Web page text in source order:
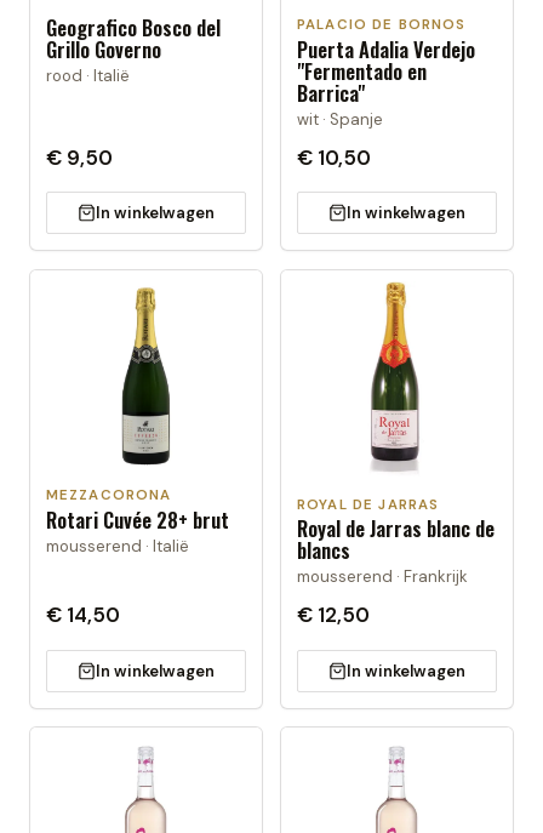
Geografico Bosco del
Grillo Governo
rood · Italië
€ 9,50
In winkelwagen
PALACIO DE BORNOS
Puerta Adalia Verdejo
"Fermentado en
Barrica"
wit · Spanje
€ 10,50
In winkelwagen
MEZZACORONA
Rotari Cuvée 28+ brut
mousserend · Italië
€ 14,50
In winkelwagen
ROYAL DE JARRAS
Royal de Jarras blanc de
blancs
mousserend · Frankrijk
€ 12,50
In winkelwagen